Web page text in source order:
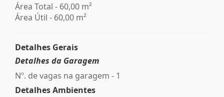
Área Total - 60,00 m²
Área Útil - 60,00 m²
Detalhes Gerais
Detalhes da Garagem
Nº. de vagas na garagem - 1
Detalhes Ambientes